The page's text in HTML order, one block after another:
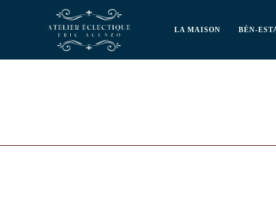
LA MAISON BÈN-